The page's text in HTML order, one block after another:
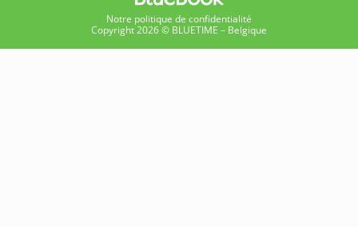
Notre politique de confidentialité
Copyright 2026 © BLUETIME – Belgique